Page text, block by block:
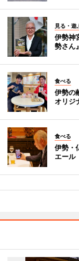
見る・遊
伊勢神
勢さん
食べる
伊勢の
オリジ
食べる
伊勢・
エー